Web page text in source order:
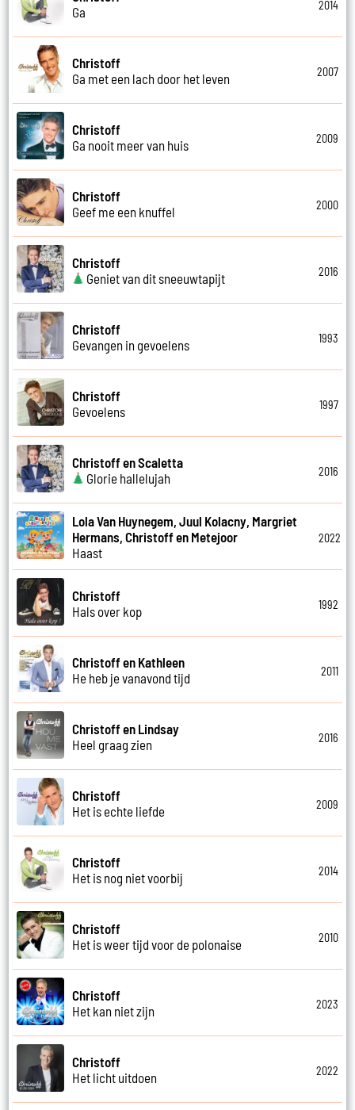
Ga
2014
Christoff
Ga met een lach door het leven
2007
Christoff
Ga nooit meer van huis
2009
Christoff
Geef me een knuffel
2000
Christoff
Geniet van dit sneeuwtapijt
2016
Christoff
Gevangen in gevoelens
1993
Christoff
Gevoelens
1997
Christoff en Scaletta
Glorie hallelujah
2016
Lola Van Huynegem, Juul Kolacny, Margriet
Hermans, Christoff en Metejoor
Haast
2022
Christoff
Hals over kop
1992
Christoff en Kathleen
He heb je vanavond tijd
2011
Christoff en Lindsay
Heel graag zien
2016
Christoff
Het is echte liefde
2009
Christoff
Het is nog niet voorbij
2014
Christoff
Het is weer tijd voor de polonaise
2010
Christoff
Het kan niet zijn
2023
Christoff
Het licht uitdoen
2022